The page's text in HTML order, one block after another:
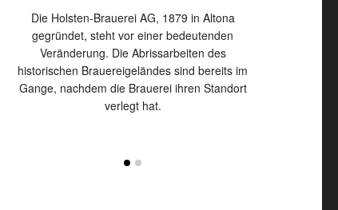
Die Holsten-Brauerei AG, 1879 in Altona
gegründet, steht vor einer bedeutenden
Veränderung. Die Abrissarbeiten des
historischen Brauereigeländes sind bereits im
Gange, nachdem die Brauerei ihren Standort
verlegt hat.